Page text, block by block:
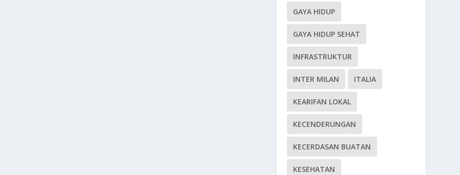
GAYA HIDUP
GAYA HIDUP SEHAT
INFRASTRUKTUR
INTER MILAN ITALIA
KEARIFAN LOKAL
KECENDERUNGAN
KECERDASAN BUATAN
KESEHATAN